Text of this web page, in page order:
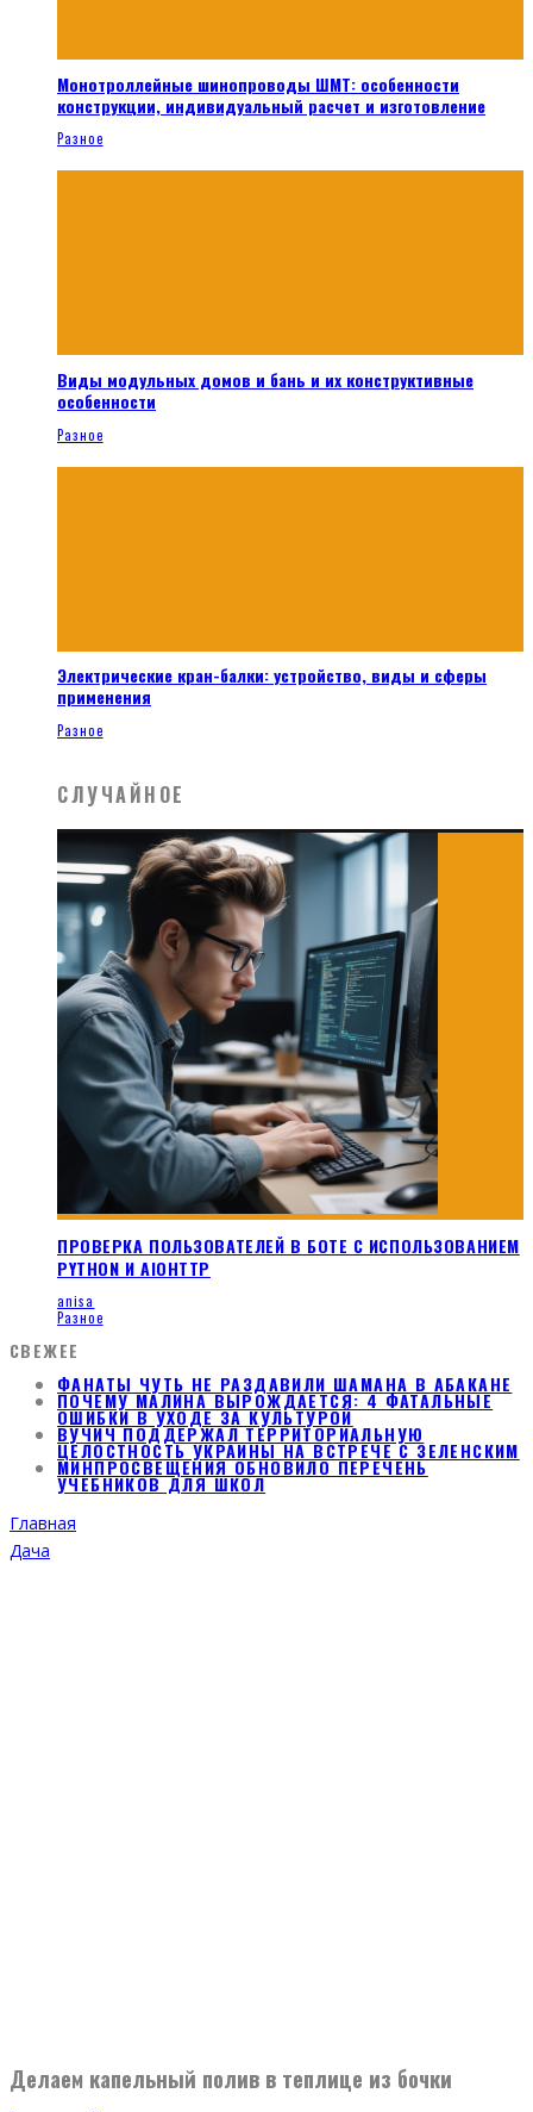
Монотроллейные шинопроводы ШМТ: особенности
конструкции, индивидуальный расчет и изготовление
Разное
Виды модульных домов и бань и их конструктивные
особенности
Разное
Электрические кран-балки: устройство, виды и сферы
применения
Разное
СЛУЧАЙНОЕ
ПРОВЕРКА ПОЛЬЗОВАТЕЛЕЙ В БОТЕ С ИСПОЛЬЗОВАНИЕМ
PYTHON И AIOHTTP
anisa
Разное
СВЕЖЕЕ
ФАНАТЫ ЧУТЬ НЕ РАЗДАВИЛИ ШАМАНА В АБАКАНЕ
ПОЧЕМУ МАЛИНА ВЫРОЖДАЕТСЯ: 4 ФАТАЛЬНЫЕ
ОШИБКИ В УХОДЕ ЗА КУЛЬТУРОЙ
ВУЧИЧ ПОДДЕРЖАЛ ТЕРРИТОРИАЛЬНУЮ
ЦЕЛОСТНОСТЬ УКРАИНЫ НА ВСТРЕЧЕ С ЗЕЛЕНСКИМ
МИНПРОСВЕЩЕНИЯ ОБНОВИЛО ПЕРЕЧЕНЬ
УЧЕБНИКОВ ДЛЯ ШКОЛ
Главная
Дача
Делаем капельный полив в теплице из бочки